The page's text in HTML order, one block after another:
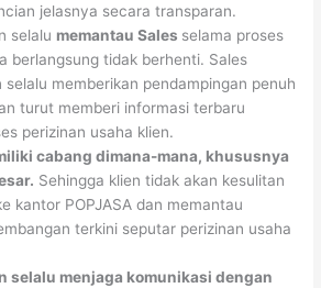
jelasnya secara transparan.
selalu memantau Sales selama proses
berlangsung tidak berhenti. Sales
selalu memberikan pendampingan penuh
turut memberi informasi terbaru
perizinan usaha klien.
cabang dimana-mana, khususnya
Sehingga klien tidak akan kesulitan
kantor POPJASA dan memantau
terkini seputar perizinan usaha
selalu menjaga komunikasi dengan